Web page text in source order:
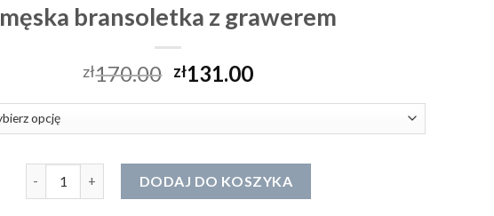
męska bransoletka z grawerem
zł170.00 zł131.00
DODAJ DO KOSZYKA